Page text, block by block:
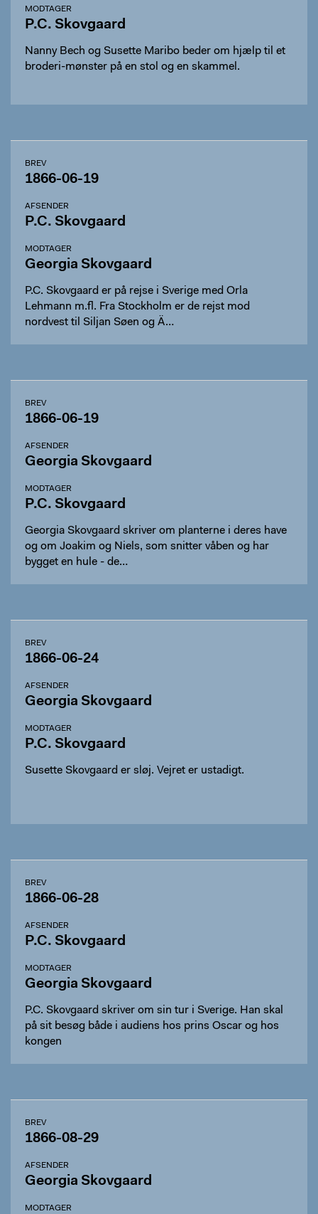
MODTAGER
P.C. Skovgaard
Nanny Bech og Susette Maribo beder om hjælp til et
broderi-mønster på en stol og en skammel.
BREV
1866-06-19
AFSENDER
P.C. Skovgaard
MODTAGER
Georgia Skovgaard
P.C. Skovgaard er på rejse i Sverige med Orla
Lehmann m.fl. Fra Stockholm er de rejst mod
nordvest til Siljan Søen og Ä…
BREV
1866-06-19
AFSENDER
Georgia Skovgaard
MODTAGER
P.C. Skovgaard
Georgia Skovgaard skriver om planterne i deres have
og om Joakim og Niels, som snitter våben og har
bygget en hule - de…
BREV
1866-06-24
AFSENDER
Georgia Skovgaard
MODTAGER
P.C. Skovgaard
Susette Skovgaard er sløj. Vejret er ustadigt.
BREV
1866-06-28
AFSENDER
P.C. Skovgaard
MODTAGER
Georgia Skovgaard
P.C. Skovgaard skriver om sin tur i Sverige. Han skal
på sit besøg både i audiens hos prins Oscar og hos
kongen
BREV
1866-08-29
AFSENDER
Georgia Skovgaard
MODTAGER